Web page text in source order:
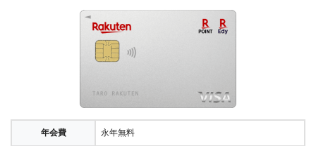
年会費 永年無料